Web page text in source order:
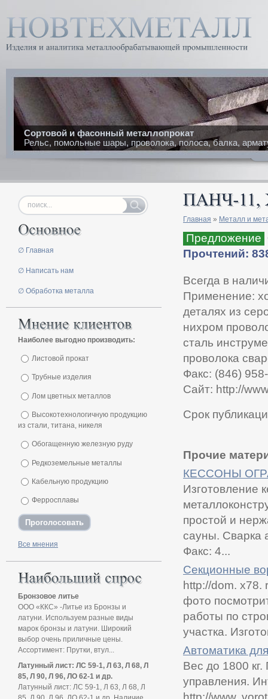
Сортовой и фасонный металлопрокат
Рельс, помольные шары, проволока, полоса, балка,
Главная » Металл и
Предложение
Прочтений:
Всегда в
Применение:
деталях из
нихром
сталь
проволока
Факс: (846)
Сайт: http://
Срок
Прочие
КЕССОНЫ
Изготовление
простой и
сауны. Сварка
Факс: 4...
Секционные
http://dom.
фото
работы по
участка.
Автоматика
Вес до 1800
управления.
∅ Главная
∅ Написать нам
∅ Обработка металла
Наиболее выгодно производить:
Листовой прокат
Трубные изделия
Лом цветных металлов
Высокотехнологичную продукцию
из стали, титана, никеля
Обогащенную железную руду
Редкоземельные металлы
Кабельную продукцию
Ферросплавы
Все мнения
Бронзовое литье
ООО «ККС» -Литье из Бронзы и
латуни. Используем разные виды
марок бронзы и латуни. Широкий
выбор очень приличные цены.
Ассортимент: Прутки, втул...
Латунный лист: ЛС 59-1, Л 63, Л 68, Л
85, Л 90, Л 96, ЛО 62-1 и др.
Латунный лист: ЛС 59-1, Л 63, Л 68, Л